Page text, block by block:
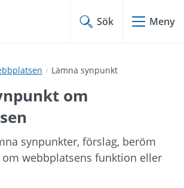
Sök Meny
Lämna synpunkt
om
synpunkter, förslag, beröm
webbplatsens funktion eller